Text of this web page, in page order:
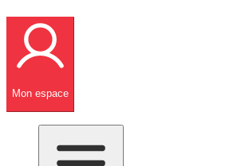
Mon espace